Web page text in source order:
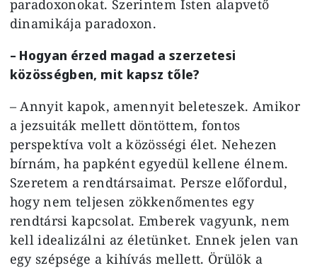
paradoxonokat. Szerintem Isten alapvető
dinamikája paradoxon.
– Hogyan érzed magad a szerzetesi
közösségben, mit kapsz tőle?
– Annyit kapok, amennyit beleteszek. Amikor
a jezsuiták mellett döntöttem, fontos
perspektíva volt a közösségi élet. Nehezen
bírnám, ha papként egyedül kellene élnem.
Szeretem a rendtársaimat. Persze előfordul,
hogy nem teljesen zökkenőmentes egy
rendtársi kapcsolat. Emberek vagyunk, nem
kell idealizálni az életünket. Ennek jelen van
egy szépsége a kihívás mellett. Örülök a